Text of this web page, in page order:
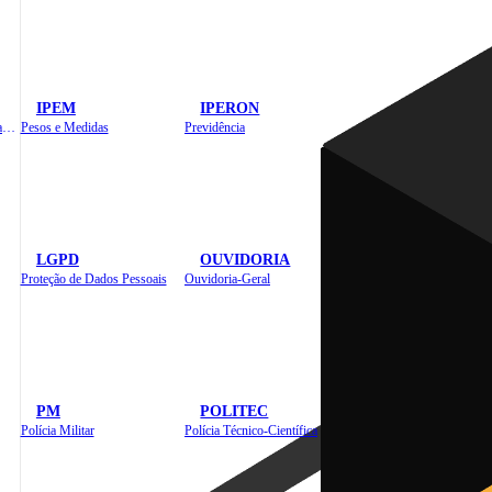
IPEM
Pesos e Medidas
IPERON
Previdência
LGPD
Proteção de Dados Pessoais
OUVIDORIA
Ouvidoria-Geral
PM
Polícia Militar
POLITEC
Polícia Técnico-Científica